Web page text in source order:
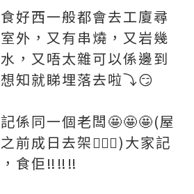
好西一般都會去工廈尋
外，又有串燒，又岩幾
，又唔太雜可以係邊到
知就睇埋落去啦⤵️😏
係同一個老闆🤩🤩🤩(屋
前成日去架🙋🏻‍♀️)大家記
食佢‼️‼️‼️